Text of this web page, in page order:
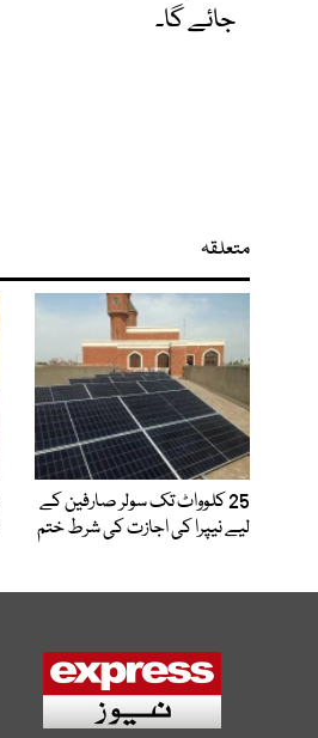
جائے گا۔
متعلقہ
25 کلوواٹ تک سولر صارفین کے
لیے نیپرا کی اجازت کی شرط ختم